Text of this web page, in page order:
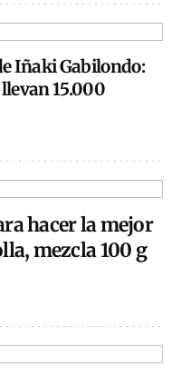
Iñaki Gabilondo:
15.000
hacer la mejor
mezcla 100 g